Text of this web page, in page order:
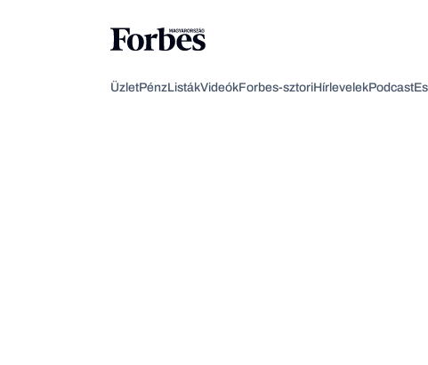
ÜzletPénzListákVideókForbes-sztoriHírlevelekPodcast